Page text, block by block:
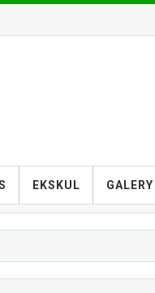
EKSKUL GALERY